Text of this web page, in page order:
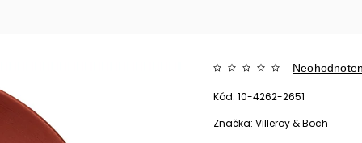
Značka:Villeroy & Boch
Kód: 10-4262-2651